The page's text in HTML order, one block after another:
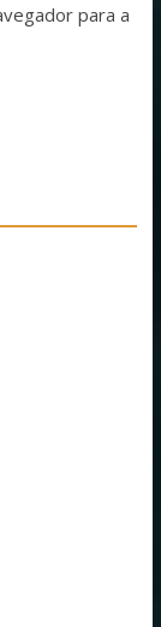
para a